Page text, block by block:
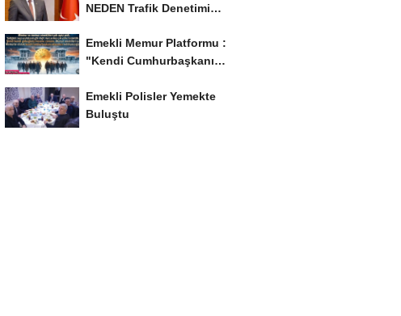
NEDEN Trafik Denetimi
Emekli Memur Platformu :
"Kendi Cumhurbaşkanı
Emekli Polisler Yemekte
Buluştu